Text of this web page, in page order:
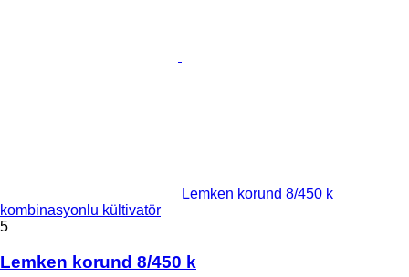
Lemken korund 8/450 k
kombinasyonlu kültivatör
5
Lemken korund 8/450 k